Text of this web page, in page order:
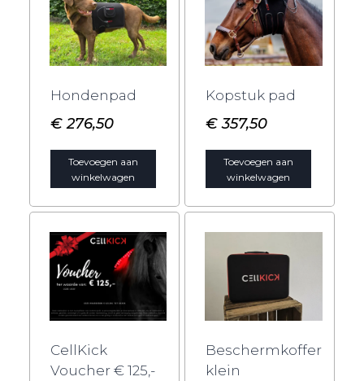
Hondenpad
€276,50
Toevoegen aan
winkelwagen
Kopstuk pad
€357,50
Toevoegen aan
winkelwagen
CellKick
Voucher € 125,-
Beschermkoffer
klein